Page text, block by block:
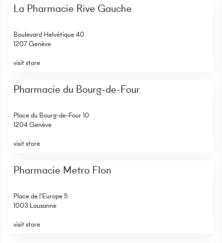
La Pharmacie Rive Gauche
Boulevard Helvétique 40
1207 Genève
visit store
Pharmacie du Bourg-de-Four
Place du Bourg-de-Four 10
1204 Genève
visit store
Pharmacie Metro Flon
Place de l'Europe 5
1003 Lausanne
visit store